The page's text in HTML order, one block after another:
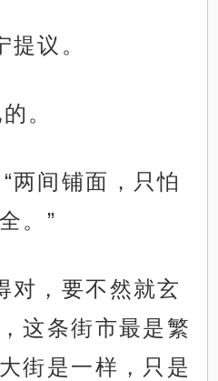
提议。
。
两间铺面，只怕
。”
对，要不然就玄
这条街市最是繁
街是一样，只是